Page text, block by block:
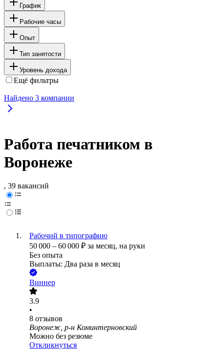
График
Рабочие часы
Опыт
Тип занятости
Уровень дохода
Ещё фильтры
Найдено 3 компании
Работа печатником в
Воронеже
, 39 вакансий
Рабочий в типографию
50 000 – 60 000 ₽ за месяц, на руки
Без опыта
Выплаты: Два раза в месяц
Виннер
3.9
•
8 отзывов
Воронеж, р-н Коминтерновский
Можно без резюме
Откликнуться